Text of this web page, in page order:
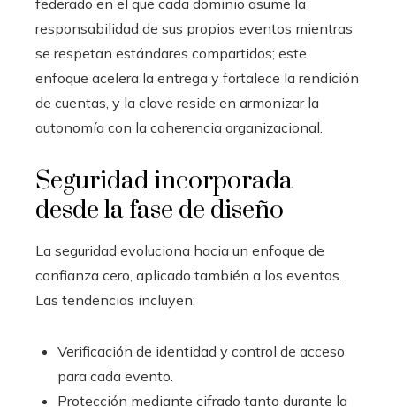
federado en el que cada dominio asume la
responsabilidad de sus propios eventos mientras
se respetan estándares compartidos; este
enfoque acelera la entrega y fortalece la rendición
de cuentas, y la clave reside en armonizar la
autonomía con la coherencia organizacional.
Seguridad incorporada
desde la fase de diseño
La seguridad evoluciona hacia un enfoque de
confianza cero, aplicado también a los eventos.
Las tendencias incluyen:
Verificación de identidad y control de acceso
para cada evento.
Protección mediante cifrado tanto durante la